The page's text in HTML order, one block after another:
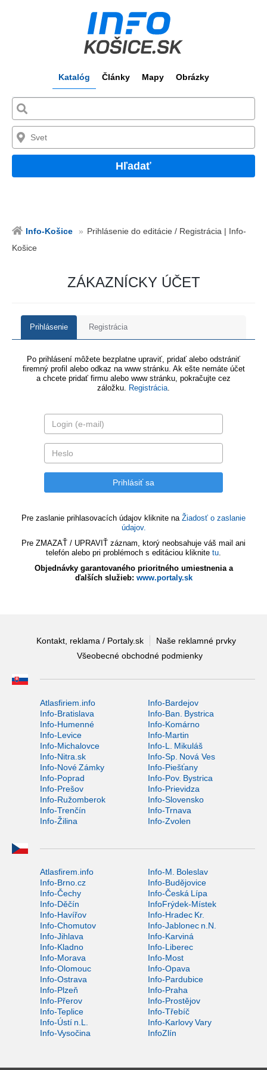
Katalóg Články Mapy Obrázky
Hľadať
Info-Košice
Prihlásenie do editácie / Registrácia | Info-
Košice
ZÁKAZNÍCKY ÚČET
Prihlásenie Registrácia
Po prihlásení môžete bezplatne upraviť, pridať alebo odstrániť
firemný profil alebo odkaz na www stránku. Ak ešte nemáte účet
a chcete pridať firmu alebo www stránku, pokračujte cez
záložku. Registrácia.
Pre zaslanie prihlasovacích údajov kliknite na Žiadosť o zaslanie
údajov.
Pre ZMAZAŤ / UPRAVIŤ záznam, ktorý neobsahuje váš mail ani
telefón alebo pri problémoch s editáciou kliknite tu.
Objednávky garantovaného prioritného umiestnenia a
ďalších služieb: www.portaly.sk
Kontakt, reklama / Portaly.sk
Naše reklamné prvky
Všeobecné obchodné podmienky
Atlasfiriem.info
Info-Bardejov
Info-Bratislava
Info-Ban. Bystrica
Info-Humenné
Info-Komárno
Info-Levice
Info-Martin
Info-Michalovce
Info-L. Mikuláš
Info-Nitra.sk
Info-Sp. Nová Ves
Info-Nové Zámky
Info-Piešťany
Info-Poprad
Info-Pov. Bystrica
Info-Prešov
Info-Prievidza
Info-Ružomberok
Info-Slovensko
Info-Trenčín
Info-Trnava
Info-Žilina
Info-Zvolen
Atlasfirem.info
Info-M. Boleslav
Info-Brno.cz
Info-Budějovice
Info-Čechy
Info-Česká Lípa
Info-Děčín
InfoFrýdek-Místek
Info-Havířov
Info-Hradec Kr.
Info-Chomutov
Info-Jablonec n.N.
Info-Jihlava
Info-Karviná
Info-Kladno
Info-Liberec
Info-Morava
Info-Most
Info-Olomouc
Info-Opava
Info-Ostrava
Info-Pardubice
Info-Plzeň
Info-Praha
Info-Přerov
Info-Prostějov
Info-Teplice
Info-Třebíč
Info-Ústí n.L.
Info-Karlovy Vary
Info-Vysočina
InfoZlín